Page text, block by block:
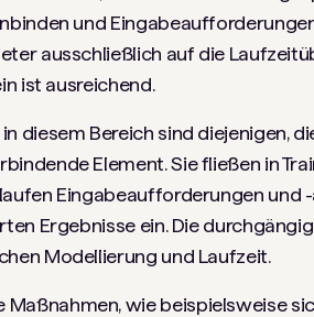
und
ausschließlich auf die
ist ausreichend.
diesem Bereich sind diejenigen,
Element. Sie fließen in
Eingabeaufforderungen und
Ergebnisse ein. Die
Modellierung und Laufzeit.
wie beispielsweise